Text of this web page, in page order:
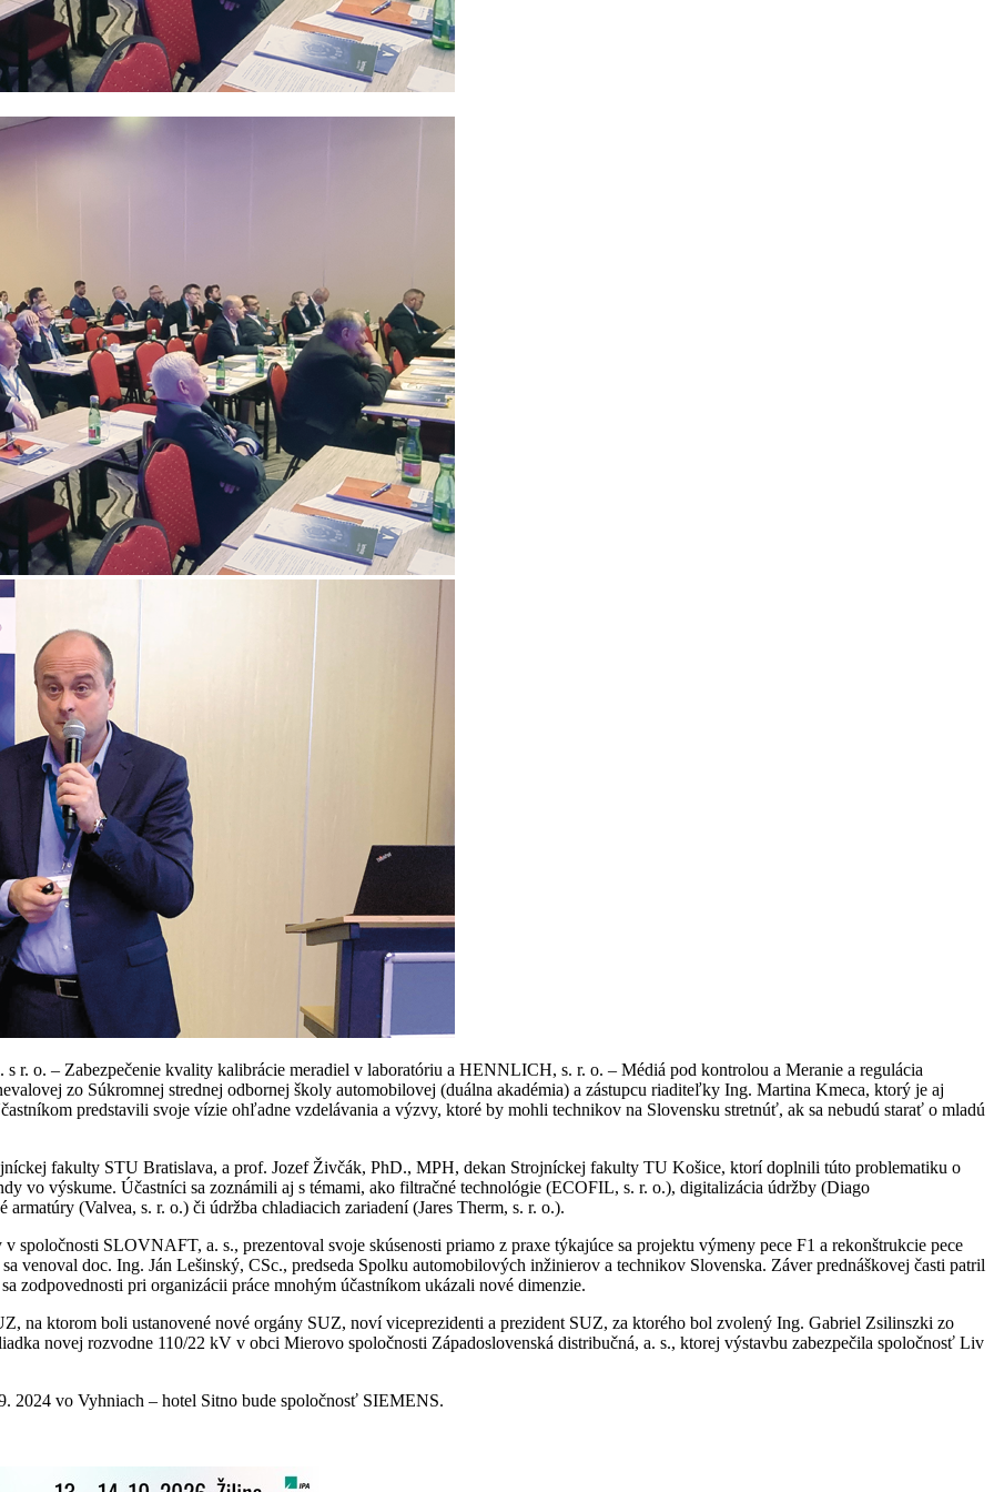
r. o. – Zabezpečenie kvality kalibrácie meradiel v laboratóriu a HENNLICH, s. r. o. – Médiá pod kontrolou a Meranie a regulácia
zo Súkromnej strednej odbornej školy automobilovej (duálna akadémia) a zástupcu riaditeľky Ing. Martina Kmeca, ktorý je aj
predstavili svoje vízie ohľadne vzdelávania a výzvy, ktoré by mohli technikov na Slovensku stretnúť, ak sa nebudú starať o mladú
fakulty STU Bratislava, a prof. Jozef Živčák, PhD., MPH, dekan Strojníckej fakulty TU Košice, ktorí doplnili túto problematiku o
vo výskume. Účastníci sa zoznámili aj s témami, ako filtračné technológie (ECOFIL, s. r. o.), digitalizácia údržby (Diago
(Valvea, s. r. o.) či údržba chladiacich zariadení (Jares Therm, s. r. o.).
spoločnosti SLOVNAFT, a. s., prezentoval svoje skúsenosti priamo z praxe týkajúce sa projektu výmeny pece F1 a rekonštrukcie pece
venoval doc. Ing. Ján Lešinský, CSc., predseda Spolku automobilových inžinierov a technikov Slovenska. Záver prednáškovej časti patril
zodpovednosti pri organizácii práce mnohým účastníkom ukázali nové dimenzie.
na ktorom boli ustanovené nové orgány SUZ, noví viceprezidenti a prezident SUZ, za ktorého bol zvolený Ing. Gabriel Zsilinszki zo
novej rozvodne 110/22 kV v obci Mierovo spoločnosti Západoslovenská distribučná, a. s., ktorej výstavbu zabezpečila spoločnosť Liv
2024 vo Vyhniach – hotel Sitno bude spoločnosť SIEMENS.